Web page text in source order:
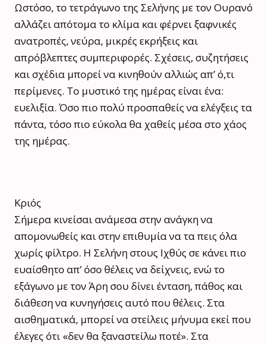
Ωστόσο, το τετράγωνο της Σελήνης με τον Ουρανό
αλλάζει απότομα το κλίμα και φέρνει ξαφνικές
ανατροπές, νεύρα, μικρές εκρήξεις και
απρόβλεπτες συμπεριφορές. Σχέσεις, συζητήσεις
και σχέδια μπορεί να κινηθούν αλλιώς απ’ ό,τι
περίμενες. Το μυστικό της ημέρας είναι ένα:
ευελιξία. Όσο πιο πολύ προσπαθείς να ελέγξεις τα
πάντα, τόσο πιο εύκολα θα χαθείς μέσα στο χάος
της ημέρας.
Κριός
Σήμερα κινείσαι ανάμεσα στην ανάγκη να
απομονωθείς και στην επιθυμία να τα πεις όλα
χωρίς φίλτρο. Η Σελήνη στους Ιχθύς σε κάνει πιο
ευαίσθητο απ’ όσο θέλεις να δείχνεις, ενώ το
εξάγωνο με τον Άρη σου δίνει ένταση, πάθος και
διάθεση να κυνηγήσεις αυτό που θέλεις. Στα
αισθηματικά, μπορεί να στείλεις μήνυμα εκεί που
έλεγες ότι «δεν θα ξαναστείλω ποτέ». Στα